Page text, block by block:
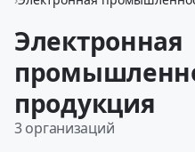
Электронная
продукция
3 организаций